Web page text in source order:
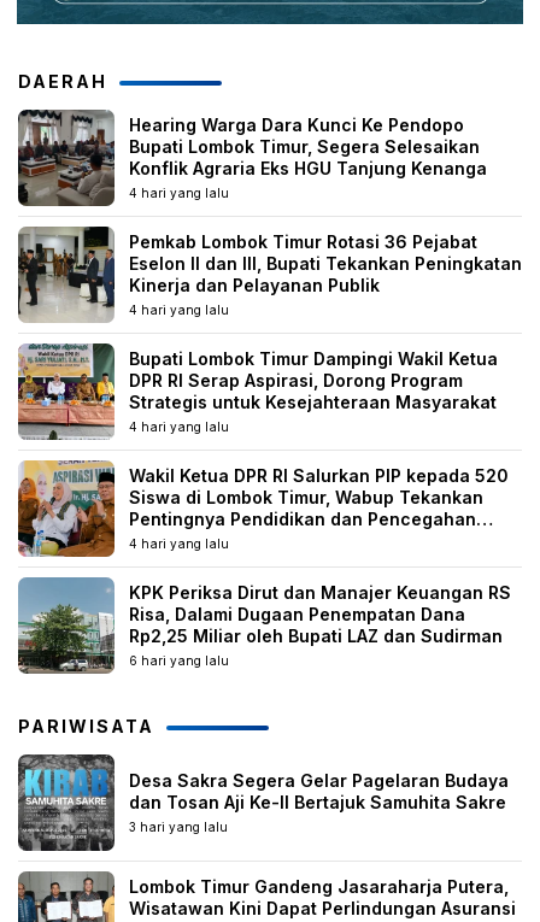
DAERAH
Hearing Warga Dara Kunci Ke Pendopo
Bupati Lombok Timur, Segera Selesaikan
Konflik Agraria Eks HGU Tanjung Kenanga
4 hari yang lalu
Pemkab Lombok Timur Rotasi 36 Pejabat
Eselon II dan III, Bupati Tekankan Peningkatan
Kinerja dan Pelayanan Publik
4 hari yang lalu
Bupati Lombok Timur Dampingi Wakil Ketua
DPR RI Serap Aspirasi, Dorong Program
Strategis untuk Kesejahteraan Masyarakat
4 hari yang lalu
Wakil Ketua DPR RI Salurkan PIP kepada 520
Siswa di Lombok Timur, Wabup Tekankan
Pentingnya Pendidikan dan Pencegahan
Perkawinan Anak
4 hari yang lalu
KPK Periksa Dirut dan Manajer Keuangan RS
Risa, Dalami Dugaan Penempatan Dana
Rp2,25 Miliar oleh Bupati LAZ dan Sudirman
6 hari yang lalu
PARIWISATA
Desa Sakra Segera Gelar Pagelaran Budaya
dan Tosan Aji Ke-II Bertajuk Samuhita Sakre
3 hari yang lalu
Lombok Timur Gandeng Jasaraharja Putera,
Wisatawan Kini Dapat Perlindungan Asuransi